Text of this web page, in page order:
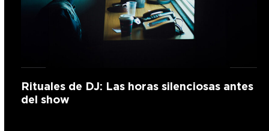
Rituales de DJ: Las horas silenciosas antes
del show